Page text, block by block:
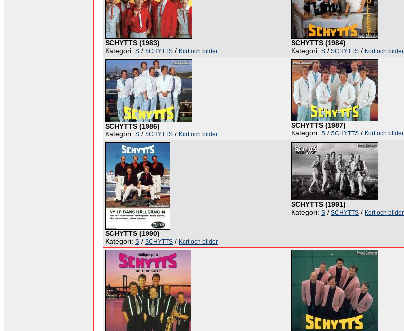
SCHYTTS (1983)
Kategori: S / SCHYTTS / Kort och bilder
SCHYTTS (1984)
Kategori: S / SCHYTTS / Kort och bilder
SCHYTTS (1986)
Kategori: S / SCHYTTS / Kort och bilder
SCHYTTS (1987)
Kategori: S / SCHYTTS / Kort och bilder
SCHYTTS (1990)
Kategori: S / SCHYTTS / Kort och bilder
SCHYTTS (1991)
Kategori: S / SCHYTTS / Kort och bilder